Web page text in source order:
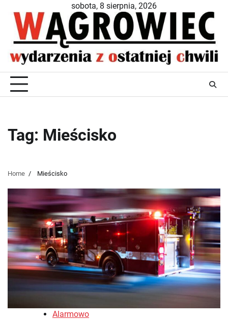
content
sobota, 8 sierpnia, 2026
Tag: Mieścisko
Home Mieścisko
Alarmowo